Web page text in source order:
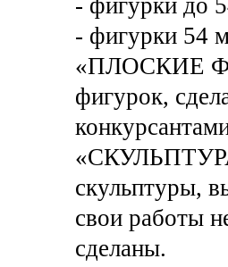
- фигурки 54
«ПЛОСКИЕ
фигурок,
скульптуры,
свои работы
сделаны.